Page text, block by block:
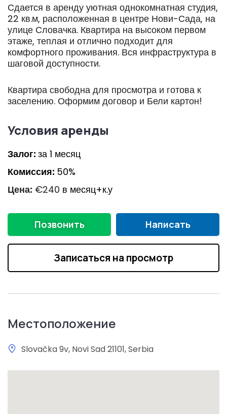
Сдается в аренду уютная однокомнатная студия,
22 кв.м, расположенная в центре Нови-Сада, на
улице Словачка. Квартира на высоком первом
этаже, теплая и отлично подходит для
комфортного проживания. Вся инфраструктура в
шаговой доступности.
Квартира свободна для просмотра и готова к
заселению. Оформим договор и Бели картон!
Условия аренды
Залог: за 1 месяц
Комиссия: 50%
Цена: €240 в месяц+к.у
Позвонить Написать
Записаться на просмотр
Местоположение
Slovačka 9v, Novi Sad 21101, Serbia